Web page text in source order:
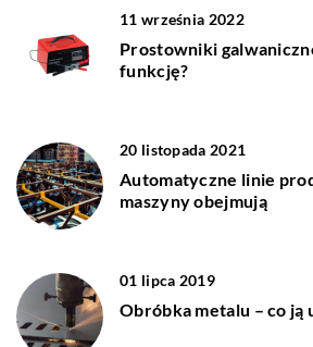
11 września 2022
Prostowniki
funkcję?
20 listopada 2021
Automatyczne linie
maszyny obejmują
01 lipca 2019
Obróbka metalu – co ją